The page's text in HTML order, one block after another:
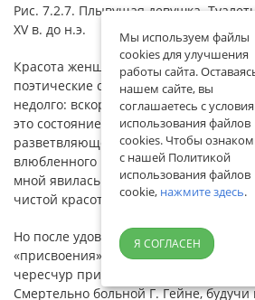
Рис. 7.2.7. Плывущая девушка.
XV в. до н.э.
Красота женщин вызывала к жизни
поэтические строки, но такое
недолго: вскоре после овладения
это состояние исчезало в
разветвляющегося развития.
влюбленного поэта: «Я помню
мной явилась ты, // Как мимолетное
чистой красоты». (А.С. Пушкин).
Но после удовлетворения
«присвоения», поэт написал
чересчур приземленные,
Смертельно больной Г. Гейне,
Мы используем файлы
cookies для улучшения
работы сайта.
нашем сайте, вы
соглашаетесь с
использования файлов
cookies. Чтобы
с нашей Политикой
использования файлов
cookie, нажмите здесь.
Я СОГЛАСЕН